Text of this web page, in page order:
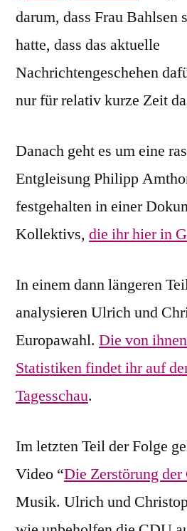
darum, dass Frau Bahlsen
hatte, dass das aktuelle
Nachrichtengeschehen
nur für relativ kurze Zeit
Danach geht es um eine
Entgleisung Philipp
festgehalten in einer
Kollektivs, die ihr hier in
In einem dann längeren
analysieren Ulrich und
Europawahl. Die von
Statistiken findet ihr auf
Tagesschau.
Im letzten Teil der Folge
Video “Die Zerstörung
Musik. Ulrich und